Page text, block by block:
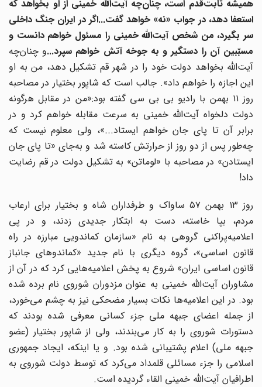
همیشه ثابت‌قدم است، چنان‌چه آیت‌الله خمینی از او بخواهد که
استعفا دهد، در جواب «نه» خواهد گفت...اگر در ایران جنگ داخلی
سر بگیرد، من شخص آیت‌الله خمینی را مسئول خواهم دانست و
مسبّبین آن را دستگیر و به جوخه آتش خواهم سپرد...و چنان‌چه
آیت‌الله بخواهد دولت خود را در شهر قم تشکیل دهد، من به او
این اجازه را خواهم داد». جالب است که شاپور بختیار در مصاحبه
روز ۱۱ بهمن با رادیو بی بی سی گفته بود:«من در مقابل هرگونه
دولت دلخواه آیت‌الله خمینی به سرعت مقابله خواهم کرد و در
برابر آن تا پای جان خواهم ایستاد...»، ولی معلوم نیست که
چه‌طور پس از دو روز از حرارتش کاسته شد و به‌جای «تا پای جان
ایستادن» در مصاحبه با «لوماتن» به تشکیل دولت در قم رضایت
داد!
روز ۱۳ بهمن ۵۷ ساواک و طرفداران شاه و بختیار برای ارعاب
مردم، بپا خاسته، دست به ابتکار جدیدی زدند، و در پی
اعلامیه‌پراکنی گروهی به نام «سازمان کماندویی مبارزه در راه
قانون اساسی»، گروه دیگری با نام جدید «کماندوهای جانباز
قانون اساسی ایران» شروع به پخش اعلامیه‌هایی کرد که در آن از
مشاوران آیت‌الله خمینی به عنوان مزدوران شوروی نام برده شده
بود. در این اعلامیه‌ها نکات بسیار مضحکی نیز به چشم می‌خورد،
از جمله اعضای جبهه ملی جزء کسانی معرفی شده بودند که
دستورات شوروی را به کار می‌بندند، ولی از شاپور بختیار (عضو
جبهه ملی) اعلام پشتیبانی شده بود. و یا اینکه، ایجاد جمهوری
اسلامی را جزء مسائلی قلمداد می‌کرد که توسط دولت شوروی به
اطرافیان آیت‌الله خمینی القاء گردیده است.